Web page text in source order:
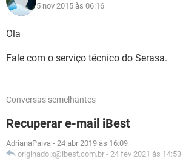
5 nov 2015 às 06:16
Ola
Fale com o serviço técnico do Serasa.
Conversas semelhantes
Recuperar e-mail iBest
AdrianaPaiva - 24 abr 2019 às 16:09
originado.x@ibest.com.br - 24 fev 2021 às 14:53